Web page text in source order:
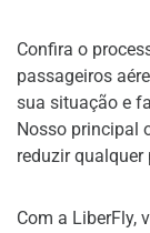
Confira o
passageiros
sua situação e
Nosso principal
reduzir qualquer
Com a LiberFly,